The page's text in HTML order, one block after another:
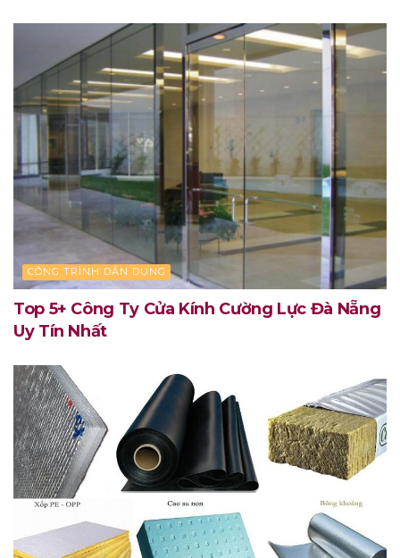
CÔNG TRÌNH DÂN DỤNG
Top 5+ Công Ty Cửa Kính Cường Lực Đà Nẵng
Uy Tín Nhất